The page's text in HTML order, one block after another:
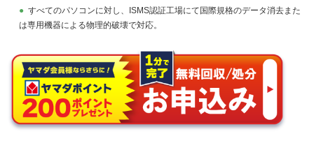
すべてのパソコンに対し、ISMS認証工場にて国際規格のデータ消去また
は専用機器による物理的破壊で対応。